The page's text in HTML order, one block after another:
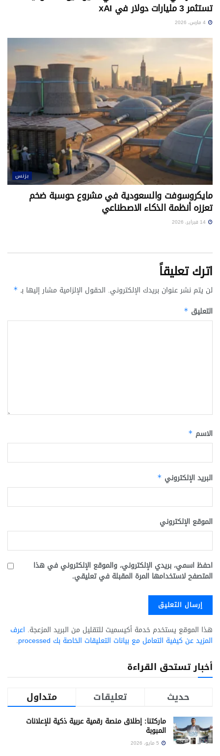
تستثمر 3 مليارات دولار في xAI
بزنس
مايكروسوفت والسعودية في مشروع حوسبة ضخم
تعززه أنظمة الذكاء الاصطناعي
اترك تعليقاً
لن يتم نشر عنوان بريدك الإلكتروني. الحقول الإلزامية مشار إليها بـ *
التعليق *
الاسم *
البريد الإلكتروني *
الموقع الإلكتروني
احفظ اسمي، بريدي الإلكتروني، والموقع الإلكتروني في هذا
المتصفح لاستخدامها المرة المقبلة في تعليقي.
هذا الموقع يستخدم خدمة أكيسميت للتقليل من البريد المزعجة. اعرف
المزيد عن كيفية التعامل مع بيانات التعليقات الخاصة بك processed
.
أخبار تستحق القراءة
متداول
تعليقات حديث
ماركتنا: إطلاق منصة رقمية عربية ذكية للإعلانات
المبوبة